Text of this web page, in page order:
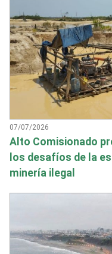
07/07/2026
Alto Comisionado
los desafíos de la
minería ilegal